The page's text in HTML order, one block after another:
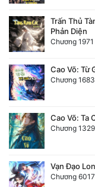
Trấn Thủ
Phản Diện
Chương
Cao Võ: Từ
Chương
Cao Võ: Ta
Chương
Vạn Đạo
Chương